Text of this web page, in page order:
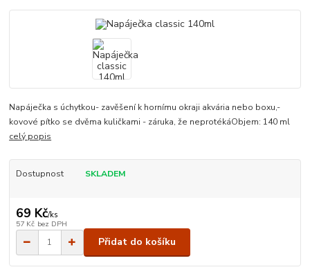
Napáječka s úchytkou- zavěšení k hornímu okraji akvária nebo boxu,-
kovové pítko se dvěma kuličkami - záruka, že neprotékáObjem: 140 ml
celý popis
Dostupnost SKLADEM
69 Kč/ks
57 Kč bez DPH
Přidat do košíku